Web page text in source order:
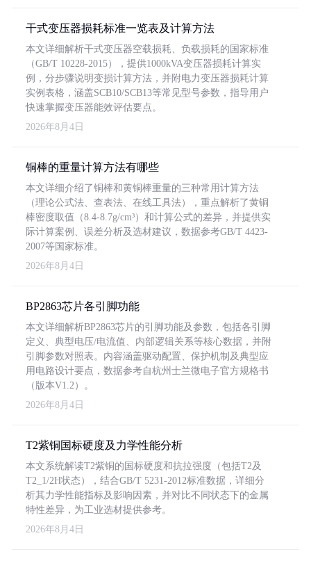
干式变压器损耗标准一览表及计算方法
本文详细解析干式变压器空载损耗、负载损耗的国家标准
（GB/T 10228-2015），提供1000kVA变压器损耗计算实
例，分步骤说明变损计算方法，并附电力变压器损耗计算
实例表格，涵盖SCB10/SCB13等常见型号参数，指导用户
快速掌握变压器能效评估要点。
2026年8月4日
铜棒的重量计算方法有哪些
本文详细介绍了铜棒和黄铜棒重量的三种常用计算方法
（理论公式法、查表法、在线工具法），重点解析了黄铜
棒密度取值（8.4-8.7g/cm³）和计算公式的差异，并提供实
际计算案例、误差分析及选材建议，数据参考GB/T 4423-
2007等国家标准。
2026年8月4日
BP2863芯片各引脚功能
本文详细解析BP2863芯片的引脚功能及参数，包括各引脚
定义、典型电压/电流值、内部逻辑关系等核心数据，并附
引脚参数对照表。内容涵盖驱动配置、保护机制及典型应
用电路设计要点，数据参考自杭州士兰微电子官方规格书
（版本V1.2）。
2026年8月4日
T2紫铜国标硬度及力学性能分析
本文系统解读T2紫铜的国标硬度和抗拉强度（包括T2及
T2_1/2H状态），结合GB/T 5231-2012标准数据，详细分
析其力学性能指标及影响因素，并对比不同状态下的金属
特性差异，为工业选材提供参考。
2026年8月4日